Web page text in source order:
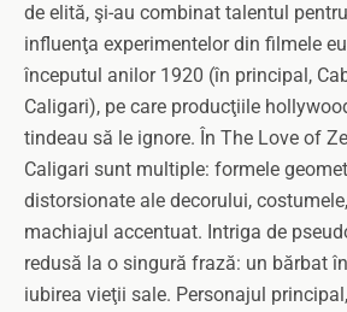
de elită, şi-au combinat talentul
influenţa experimentelor din filmele
începutul anilor 1920 (în principal,
Caligari), pe care producţiile
tindeau să le ignore. În The Love of
Caligari sunt multiple: formele
distorsionate ale decorului,
machiajul accentuat. Intriga de
redusă la o singură frază: un bărbat
iubirea vieţii sale. Personajul